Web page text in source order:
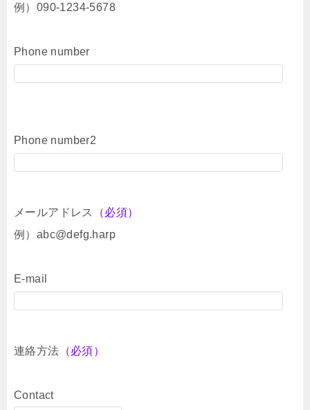
例）090-1234-5678
Phone number
Phone number2
メールアドレス
（必須）
例）abc@defg.harp
E-mail
連絡方法 （必須）
Contact